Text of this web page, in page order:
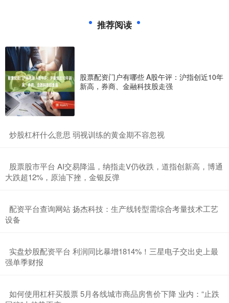
推荐阅读
股票配资门户有哪些 A股午评：沪指创近10年
新高，券商、金融科技股走强
​炒股杠杆什么意思 弱视训练的黄金期不容忽视
​股票股市平台 AI交易降温，纳指走V仍收跌，道指创新高，博通
大跌超12%，原油下挫，金银反弹
​配资平台查询网站 扬杰科技：生产线转型需综合考量技术工艺
设备
​实盘炒股配资平台 利润同比暴增1814%！三星电子交出史上最
强单季财报
​如何使用杠杆买股票 5月各线城市商品房售价下降 业内：“止跌